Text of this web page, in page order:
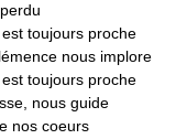
toujours proche
nous implore
toujours proche
nous guide
nos coeurs